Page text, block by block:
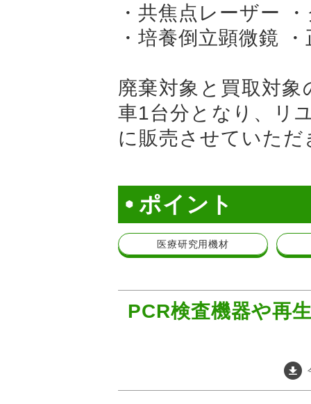
・共焦点レーザー
・培養倒立顕微鏡
廃棄対象と買取対
車1台分となり、リ
に販売させていただ
ポイント
医療研究用機材
PCR検査機器や再